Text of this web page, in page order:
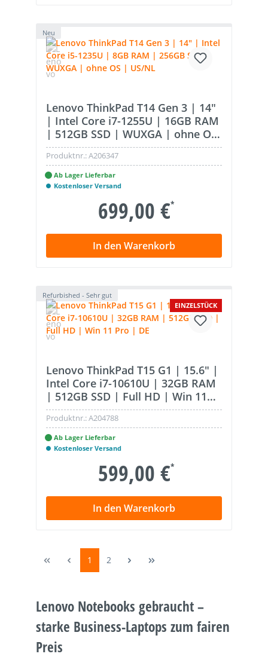
Neu
Lenovo ThinkPad T14 Gen 3 | 14"
| Intel Core i7-1255U | 16GB RAM
| 512GB SSD | WUXGA | ohne OS
| US/NL
Produktnr.:A206347
Ab Lager Lieferbar
Kostenloser Versand
699,00 €*
In den Warenkorb
Refurbished - Sehr gut
EINZELSTÜCK
Lenovo ThinkPad T15 G1 | 15.6" |
Intel Core i7-10610U | 32GB RAM
| 512GB SSD | Full HD | Win 11
Pro | DE
Produktnr.:A204788
Ab Lager Lieferbar
Kostenloser Versand
599,00 €*
In den Warenkorb
1 2
Lenovo Notebooks gebraucht –
starke Business-Laptops zum fairen
Preis